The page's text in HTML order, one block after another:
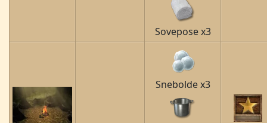
Sovepose x3
Snebolde x3